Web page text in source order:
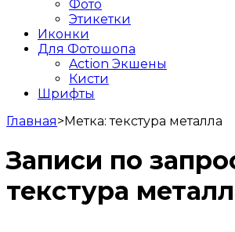
Фото
Этикетки
Иконки
Для Фотошопа
Action Экшены
Кисти
Шрифты
Главная>Метка:текстура металла
Записи по
текстура